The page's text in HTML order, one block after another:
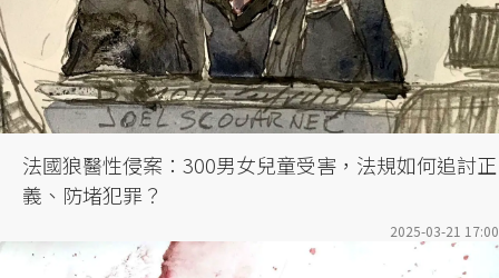
法國狼醫性侵案：300男女兒童受害，法規如何追討正
義、防堵犯罪？
2025-03-21 17:00